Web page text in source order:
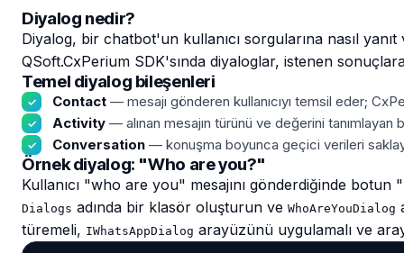
Diyalog nedir?
Diyalog, bir chatbot'un kullanıcı sorgularına nasıl yanıt
QSoft.CxPerium SDK'sında diyaloglar, istenen
Temel diyalog bileşenleri
Contact — mesajı gönderen kullanıcıyı temsil eder;
Activity — alınan mesajın türünü ve değerini tanımlayan
Conversation — konuşma boyunca geçici verileri
Örnek diyalog: "Who are you?"
Kullanıcı "who are you" mesajını gönderdiğinde
Dialogs adında bir klasör oluşturun ve WhoAreYouDialog
türemeli, IWhatsAppDialog arayüzünü uygulamalı ve